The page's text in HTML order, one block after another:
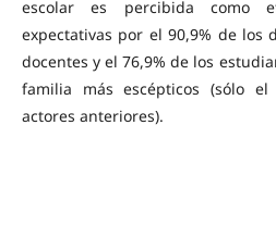
escolar es percibida como
expectativas por el 90,9% de los
docentes y el 76,9% de los
familia más escépticos (sólo
actores anteriores).